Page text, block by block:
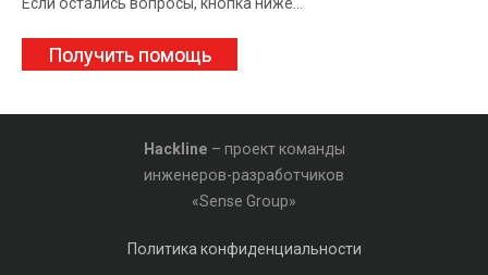
Получить помощь
Hackline – проект команды
инженеров-разработчиков
«Sense Group»
Политика конфиденциальности